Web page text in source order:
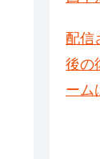
配信
後の
ーム